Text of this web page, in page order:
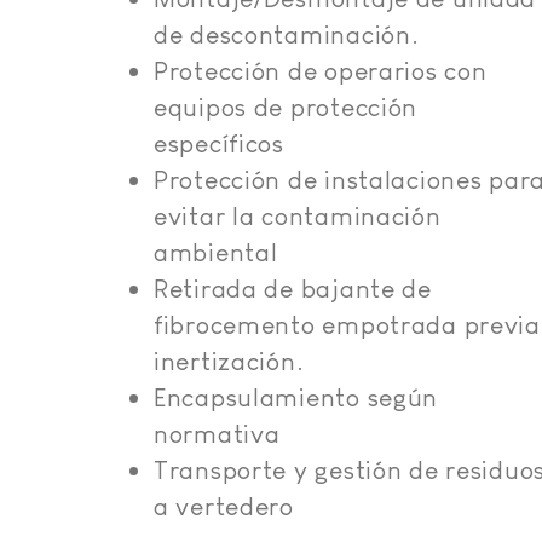
de descontaminación.
Protección de operarios con
equipos de protección
específicos
Protección de instalaciones
evitar la contaminación
ambiental
Retirada de bajante de
fibrocemento empotrada previa
inertización.
Encapsulamiento según
normativa
Transporte y gestión de
a vertedero